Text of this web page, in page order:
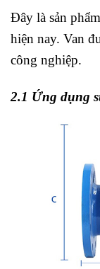
Đây là sản
hiện nay. Van
công nghiệp.
2.1 Ứng dụng